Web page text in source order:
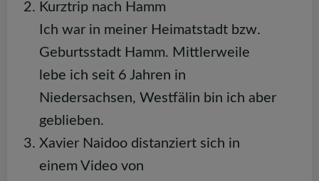
Kurztrip nach Hamm
Ich war in meiner Heimatstadt bzw.
Geburtsstadt Hamm. Mittlerweile
lebe ich seit 6 Jahren in
Niedersachsen, Westfälin bin ich aber
geblieben.
Xavier Naidoo distanziert sich in
einem Video von